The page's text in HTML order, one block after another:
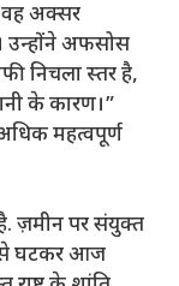
वह अक्सर
उन्होंने अफसोस
निचला स्तर है,
के कारण।”
महत्वपूर्ण
ज़मीन पर संयुक्त
से घटकर आज